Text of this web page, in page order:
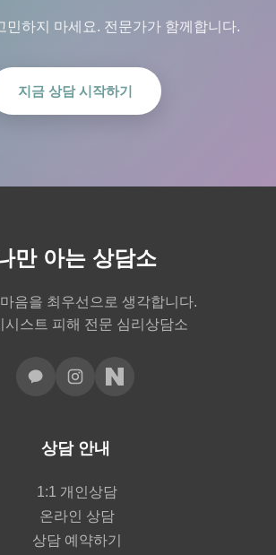
민하지 마세요. 전문가가 함께합니다.
지금 상담 시작하기
만 아는 상담소
음을 최우선으로 생각합니다.
시스트 피해 전문 심리상담소
상담 안내
1:1 개인상담
온라인 상담
상담 예약하기